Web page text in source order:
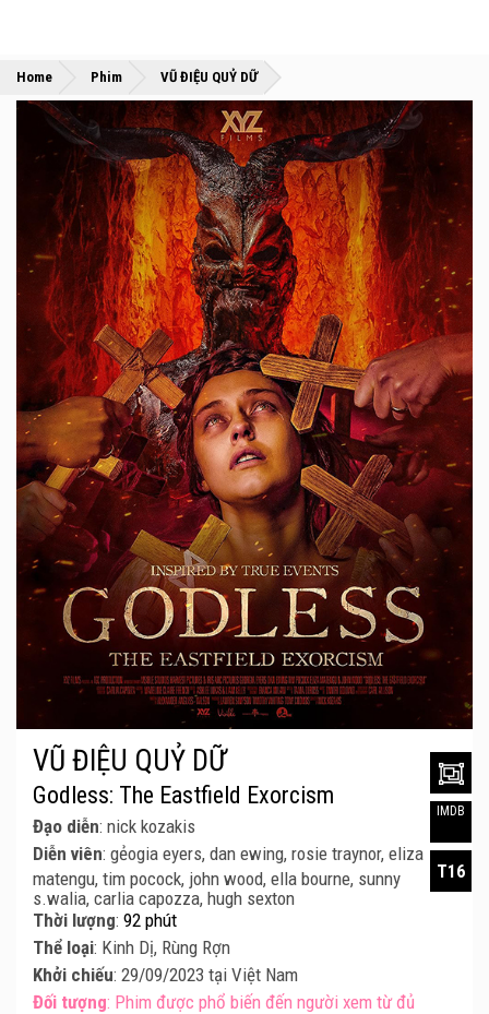
Home »
Phim »
VŨ ĐIỆU QUỶ DỮ
VŨ ĐIỆU QUỶ DỮ
Godless: The Eastfield Exorcism
Đạo diễn: nick kozakis
Diễn viên: gẻogia eyers, dan ewing, rosie traynor, eliza
matengu, tim pocock, john wood, ella bourne, sunny
s.walia, carlia capozza, hugh sexton
Thời lượng: 92 phút
Thể loại: Kinh Dị, Rùng Rợn
Khởi chiếu: 29/09/2023 tại Việt Nam
Đối tượng: Phim được phổ biến đến người xem từ đủ
IMDB
T16